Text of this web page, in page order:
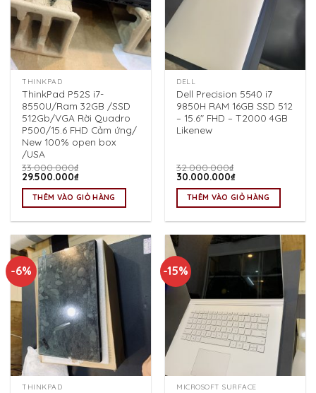
THINKPAD
ThinkPad P52S i7-
8550U/Ram 32GB /SSD
512Gb/VGA Rời Quadro
P500/15.6 FHD Cảm ứng/
New 100% open box
/USA
33.000.000₫
Giá
33.000.000₫.
29.500.000₫Giá
tại
là:
THÊM VÀO GIỎ HÀNG
DELL
Dell Precision 5540 i7
9850H RAM 16GB SSD 512
– 15.6″ FHD – T2000 4GB
Likenew
32.000.000₫
Giá
32.000.000₫.
30.000.000₫Giá
tại
là:
THÊM VÀO GIỎ HÀNG
-6%
THINKPAD
-15%
MICROSOFT SURFACE